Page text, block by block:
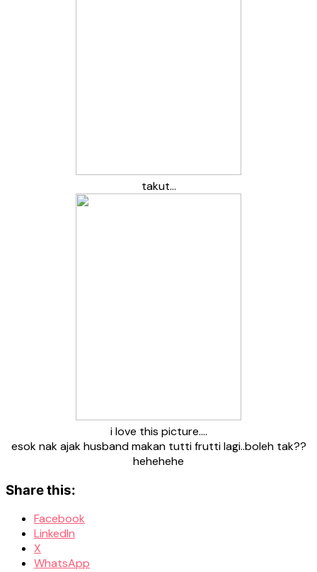
takut…
i love this picture….
esok nak ajak husband makan tutti frutti lagi..boleh tak??
hehehehe
Share this:
Facebook
LinkedIn
X
WhatsApp